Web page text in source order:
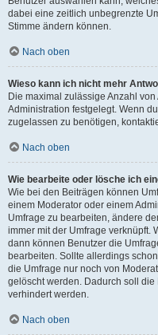
dabei eine zeitlich unbegrenzte
Stimme ändern können.
Nach oben
Wieso kann ich nicht mehr
Die maximal zulässige Anzahl
Administration festgelegt. Wenn
zugelassen zu benötigen,
Nach oben
Wie bearbeite oder lösche ich
Wie bei den Beiträgen können
einem Moderator oder einem
Umfrage zu bearbeiten, ändere
immer mit der Umfrage verknüpft.
dann können Benutzer die
bearbeiten. Sollte allerdings
die Umfrage nur noch von
gelöscht werden. Dadurch soll
verhindert werden.
Nach oben